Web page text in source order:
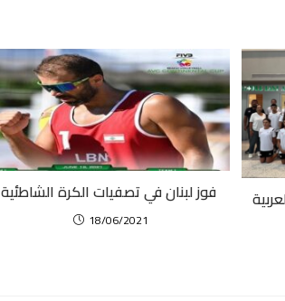
فوز لبنان في تصفيات الكرة الشاطئية
18/06/2021